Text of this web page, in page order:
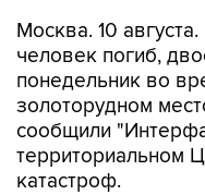
Москва. 10
человек погиб,
понедельник во
золоторудном
сообщили
территориальном
катастроф.